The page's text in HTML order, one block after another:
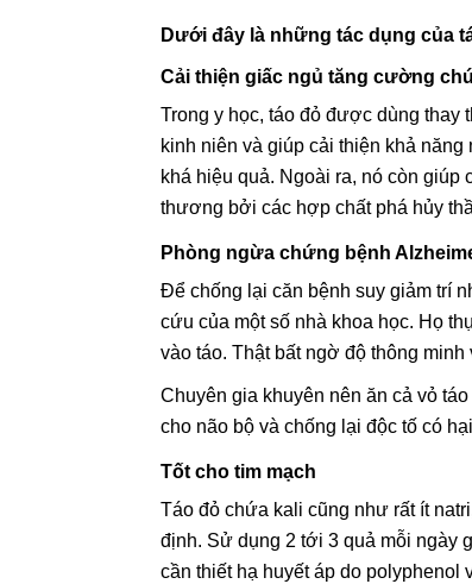
Dưới đây là những tác dụng của
Cải thiện giấc ngủ tăng cường
Trong y học, táo đỏ được dùng thay
kinh niên và giúp cải thiện khả
khá hiệu quả. Ngoài ra, nó còn giúp
thương bởi các hợp chất phá hủy
Phòng ngừa chứng bệnh
Để chống lại căn bệnh suy giảm trí
cứu của một số nhà khoa học. Họ
vào táo. Thật bất ngờ độ thông
Chuyên gia khuyên nên ăn cả vỏ
cho não bộ và chống lại độc tố có
Tốt cho tim mạch
Táo đỏ chứa kali cũng như rất ít
định. Sử dụng 2 tới 3 quả mỗi ngày
cần thiết hạ huyết áp do polyphenol